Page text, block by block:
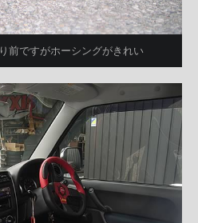
前ですがホーシングがきれい